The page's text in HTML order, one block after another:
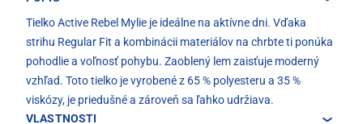
Tielko Active Rebel Mylie je ideálne na aktívne dni. Vďaka
strihu Regular Fit a kombinácii materiálov na chrbte ti ponúka
pohodlie a voľnosť pohybu. Zaoblený lem zaisťuje moderný
vzhľad. Toto tielko je vyrobené z 65 % polyesteru a 35 %
viskózy, je priedušné a zároveň sa ľahko udržiava.
VLASTNOSTI